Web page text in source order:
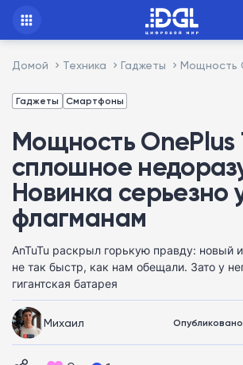
Домой Техника Гаджеты Мощность
Гаджеты Смартфоны
Мощность OnePlus
сплошное
Новинка серьезно
флагманам
AnTuTu раскрыл горькую правду: новый
не так быстр, как нам обещали. Зато у
гигантская батарея
Михаил Опубликовано